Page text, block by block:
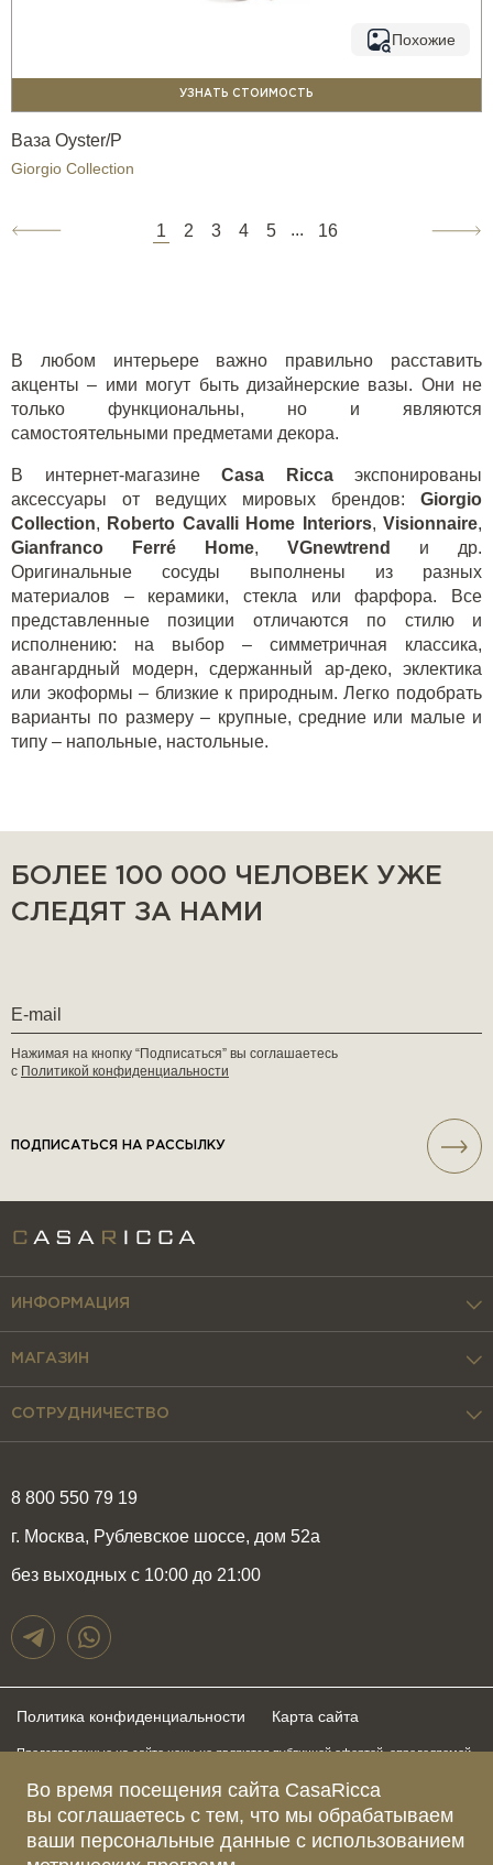
Похожие
УЗНАТЬ СТОИМОСТЬ
Ваза Oyster/P
Giorgio Collection
1 2 3 4 5 ... 16
В любом интерьере важно правильно расставить
акценты – ими могут быть дизайнерские вазы. Они не
только функциональны, но и являются
самостоятельными предметами декора.
В интернет-магазине Casa Riccaэкспонированы
аксессуары от ведущих мировых брендов: Giorgio
Collection, Roberto Cavalli Home Interiors,Visionnaire,
Gianfranco
Ferré Home, VGnewtrend
и др.
Оригинальные сосуды выполнены из разных
материалов – керамики, стекла или фарфора. Все
представленные позиции отличаются по стилю и
исполнению: на выбор – симметричная классика,
авангардный модерн, сдержанный ар-деко, эклектика
или экоформы – близкие к природным. Легко подобрать
варианты по размеру – крупные, средние или малые и
типу – напольные, настольные.
Во время посещения сайта CasaRicca
вы соглашаетесь с тем, что мы обрабатываем
ваши персональные данные с использованием
БОЛЕЕ 100 000 ЧЕЛОВЕК УЖЕ
СЛЕДЯТ ЗА НАМИ
Нажимая на кнопку “Подписаться” вы соглашаетесь
с Политикой конфиденциальности
ПОДПИСАТЬСЯ НА РАССЫЛКУ
8 800 550 79 19
г. Москва, Рублевское шоссе, дом 52а
без выходных с 10:00 до 21:00
ИНФОРМАЦИЯ
МАГАЗИН
СОТРУДНИЧЕСТВО
Политика конфиденциальности Карта сайта
Представленные на сайте цены не являются публичной офертой, определяемой
быть изменены в любое время без предупреждения. Для получения актуальной и
подробной информации о стоимости, сроках и условиях поставки просьба
обращаться к менеджерам по указанным выше телефонам